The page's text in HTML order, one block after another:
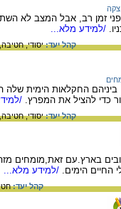
זמן רב, אבל המצב לא
/למידע מלא...
קהל יעד:יסודי,
ביניהם החקלאות הימית
כדי להציל את המפרץ. /
קהל יעד:יסודי,
בארץ.עם זאת,מומחים
החיים הימים. /למידע מלא...
קהל יעד: